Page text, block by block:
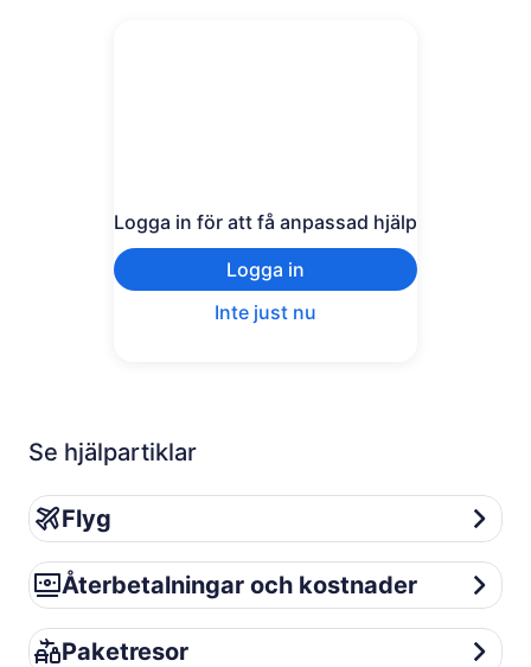
Logga in för att få anpassad hjälp
Logga in
Inte just nu
Se hjälpartiklar
Flyg
Flyg
Återbetalningar och kostnader
Återbetalningar och kostnader
Paketresor
Paketresor